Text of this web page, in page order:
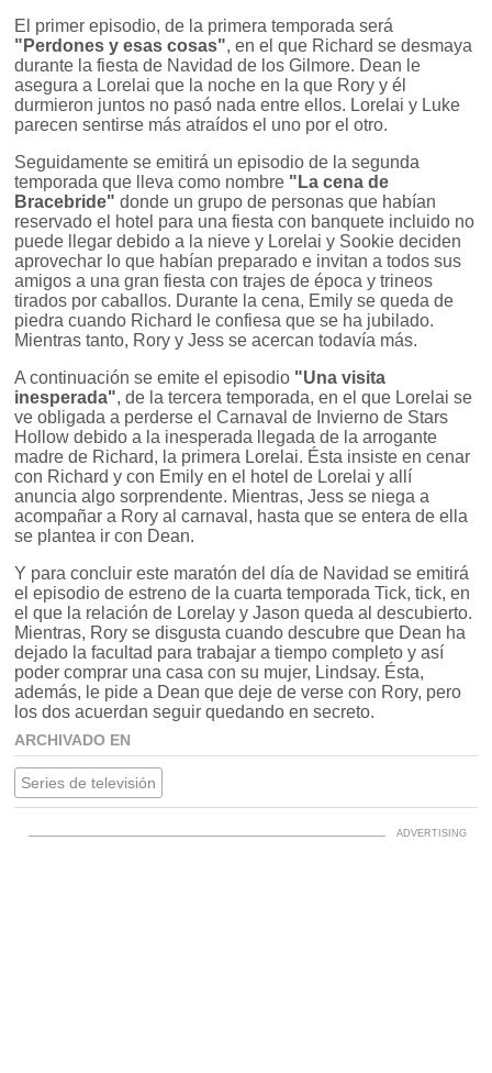
El primer episodio, de la primera temporada será
"Perdones y esas cosas", en el que Richard se desmaya
durante la fiesta de Navidad de los Gilmore. Dean le
asegura a Lorelai que la noche en la que Rory y él
durmieron juntos no pasó nada entre ellos. Lorelai y Luke
parecen sentirse más atraídos el uno por el otro.
Seguidamente se emitirá un episodio de la segunda
temporada que lleva como nombre "La cena de
Bracebride" donde un grupo de personas que habían
reservado el hotel para una fiesta con banquete incluido no
puede llegar debido a la nieve y Lorelai y Sookie deciden
aprovechar lo que habían preparado e invitan a todos sus
amigos a una gran fiesta con trajes de época y trineos
tirados por caballos. Durante la cena, Emily se queda de
piedra cuando Richard le confiesa que se ha jubilado.
Mientras tanto, Rory y Jess se acercan todavía más.
A continuación se emite el episodio "Una visita
inesperada", de la tercera temporada, en el que Lorelai se
ve obligada a perderse el Carnaval de Invierno de Stars
Hollow debido a la inesperada llegada de la arrogante
madre de Richard, la primera Lorelai. Ésta insiste en cenar
con Richard y con Emily en el hotel de Lorelai y allí
anuncia algo sorprendente. Mientras, Jess se niega a
acompañar a Rory al carnaval, hasta que se entera de ella
se plantea ir con Dean.
Y para concluir este maratón del día de Navidad se emitirá
el episodio de estreno de la cuarta temporada Tick, tick, en
el que la relación de Lorelay y Jason queda al descubierto.
Mientras, Rory se disgusta cuando descubre que Dean ha
dejado la facultad para trabajar a tiempo completo y así
poder comprar una casa con su mujer, Lindsay. Ésta,
además, le pide a Dean que deje de verse con Rory, pero
los dos acuerdan seguir quedando en secreto.
ARCHIVADO EN
Series de televisión